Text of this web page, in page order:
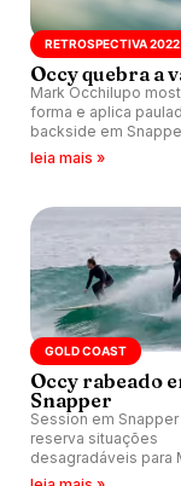
RETROSPECTIVA 2022
Occy quebra a
Mark Occhilupo
forma e aplica
backside em
Austrália.
leia mais »
GOLD COAST
Occy rabeado
Snapper
Session em
reserva situações
desagradáveis para
Occhilupo na Austrália.